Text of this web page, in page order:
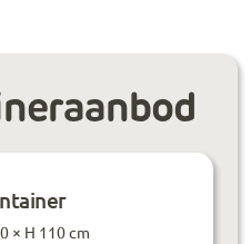
× H 110 cm